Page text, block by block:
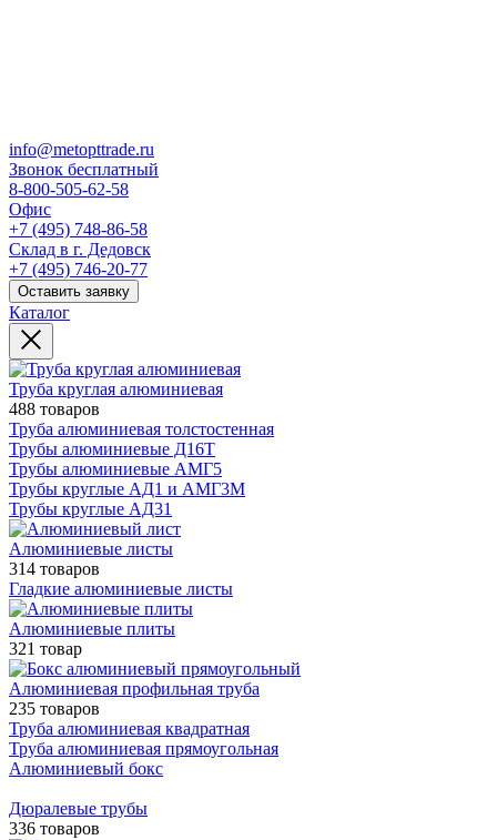
info@metopttrade.ru
Звонок бесплатный
8-800-505-62-58
Офис
+7 (495) 748-86-58
Склад в г. Дедовск
+7 (495) 746-20-77
Оставить заявку
Каталог
Труба круглая алюминиевая
488 товаров
Труба алюминиевая толстостенная
Трубы алюминиевые Д16Т
Трубы алюминиевые АМГ5
Трубы круглые АД1 и АМГ3М
Трубы круглые АД31
Алюминиевые листы
314 товаров
Гладкие алюминиевые листы
Алюминиевые плиты
321 товар
Алюминиевая профильная труба
235 товаров
Труба алюминиевая квадратная
Труба алюминиевая прямоугольная
Алюминиевый бокс
Дюралевые трубы
336 товаров